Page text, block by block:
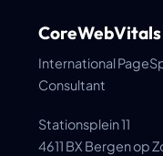
CoreWebVitals
International
Consultant
Stationsplein 11
4611 BX Bergen op